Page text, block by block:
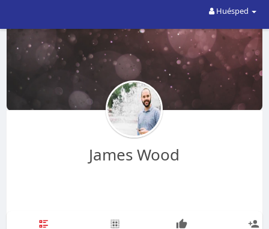
Huésped
James Wood